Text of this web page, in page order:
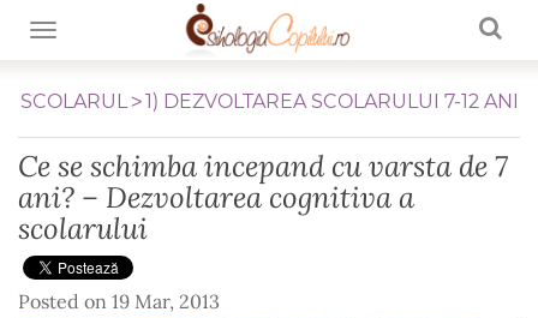
TOGGLE NAVIGATION
1) DEZVOLTAREA SCOLARULUI 7-12 ANI
SCOLARUL
Ce se schimba incepand cu varsta de 7
ani? – Dezvoltarea cognitiva a
scolarului
Posted on 19 Mar, 2013